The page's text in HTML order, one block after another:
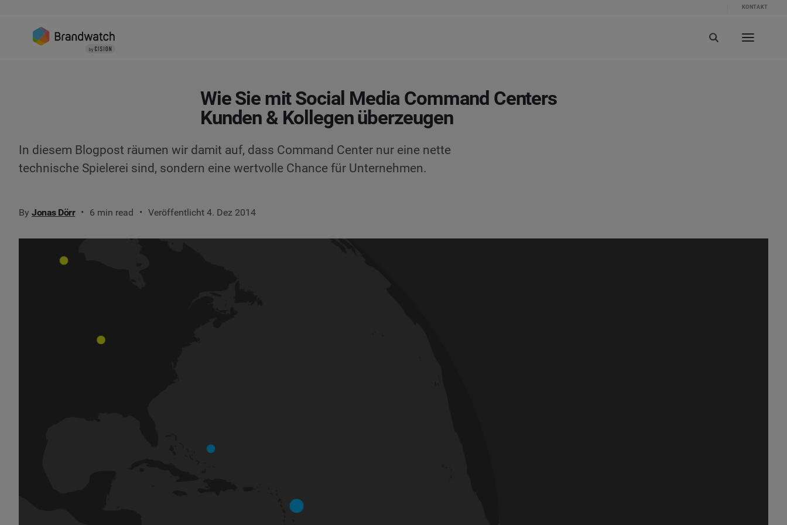
KONTAKT
Wie Sie mit Social Media Command Centers
Kunden & Kollegen überzeugen
In diesem Blogpost räumen wir damit auf, dass Command Center nur eine nette
technische Spielerei sind, sondern eine wertvolle Chance für Unternehmen.
By Jonas Dörr 6 min read Veröffentlicht 4. Dez 2014